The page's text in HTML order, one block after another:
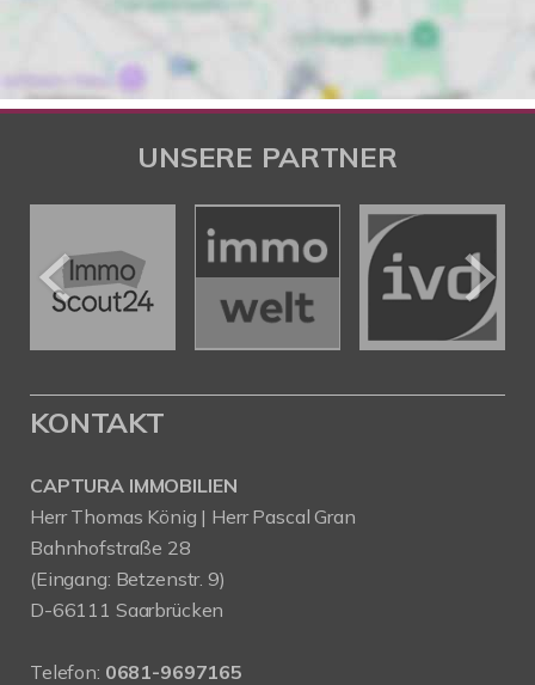
UNSERE PARTNER
KONTAKT
CAPTURA IMMOBILIEN
Herr Thomas König | Herr Pascal Gran
Bahnhofstraße 28
(Eingang: Betzenstr. 9)
D-66111 Saarbrücken
Telefon: 0681-9697165